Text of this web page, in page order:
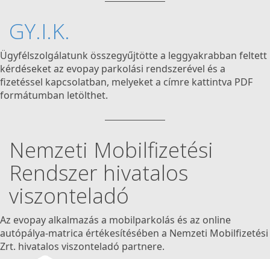
GY.I.K.
Ügyfélszolgálatunk összegyűjtötte a leggyakrabban feltett
kérdéseket az evopay parkolási rendszerével és a
fizetéssel kapcsolatban, melyeket a címre kattintva PDF
formátumban letölthet.
Nemzeti Mobilfizetési
Rendszer hivatalos
viszonteladó
Az evopay alkalmazás a mobilparkolás és az online
autópálya-matrica értékesítésében a Nemzeti Mobilfizetési
Zrt. hivatalos viszonteladó partnere.